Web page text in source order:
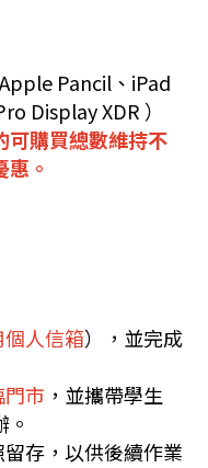
Apple Pancil、iPad
Display XDR ）
可購買總數維持不
。
人信箱），並完成
市 ，並攜帶學生
存，以供後續作業